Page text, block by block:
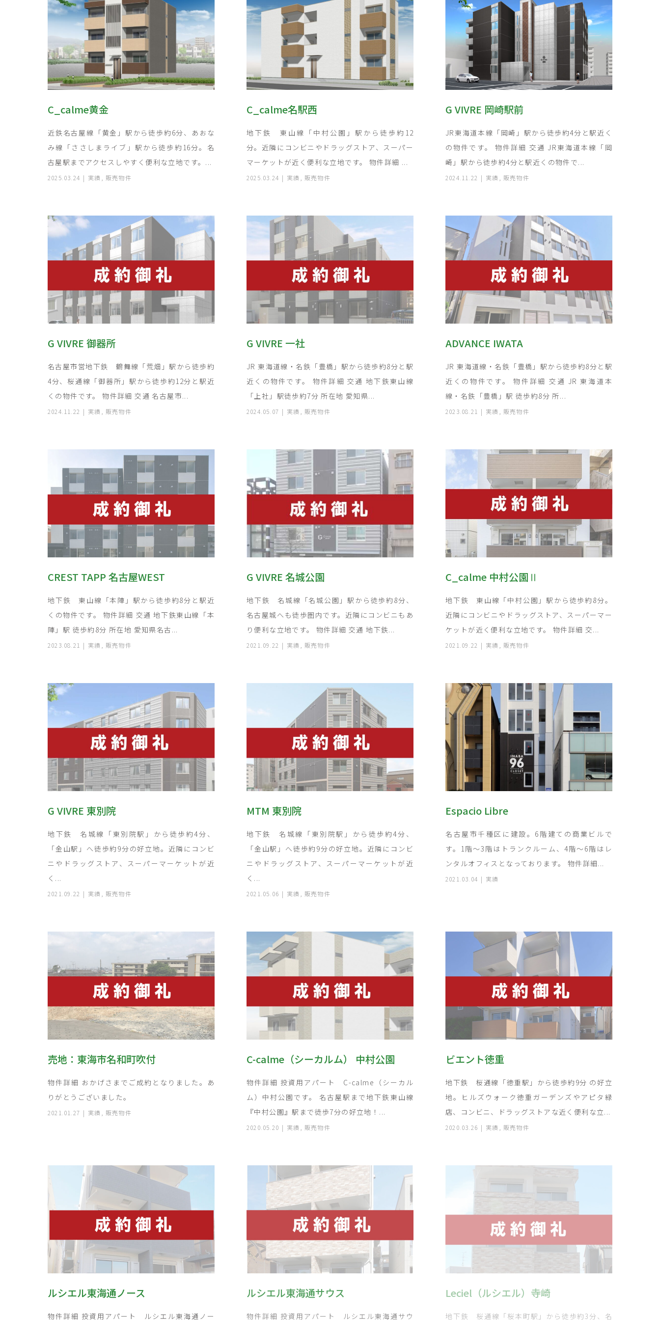
C_calme黄金
近鉄名古屋線「黄金」駅から徒歩約6分、あおな
み線「ささしまライブ」駅から徒歩約16分。名
古屋駅までアクセスしやすく便利な立地です。...
2025.03.24 実績 販売物件
C_calme名駅西
地下鉄 東山線「中村公園」駅から徒歩約12
分。近隣にコンビニやドラッグストア、スーパー
マーケットが近く便利な立地です。 物件詳細 ...
2025.03.24 実績 販売物件
G VIVRE 岡崎駅前
JR東海道本線「岡崎」駅から徒歩約4分と駅近く
の物件です。 物件詳細 交通 JR東海道本線「岡
崎」駅から徒歩約4分と駅近くの物件で...
2024.11.22 実績 販売物件
G VIVRE 御器所
名古屋市営地下鉄 鶴舞線「荒畑」駅から徒歩約
4分、桜通線「御器所」駅から徒歩約12分と駅近
くの物件です。 物件詳細 交通 名古屋市...
2024.11.22 実績 販売物件
G VIVRE 一社
JR 東海道線・名鉄「豊橋」駅から徒歩約8分と駅
近くの物件です。 物件詳細 交通 地下鉄東山線
「上社」駅徒歩約7分 所在地 愛知県...
2024.05.07 実績 販売物件
ADVANCE IWATA
JR 東海道線・名鉄「豊橋」駅から徒歩約8分と駅
近くの物件です。 物件詳細 交通 JR 東海道本
線・名鉄「豊橋」駅 徒歩約8分 所...
2023.08.21 実績 販売物件
CREST TAPP 名古屋WEST
地下鉄 東山線「本陣」駅から徒歩約8分と駅近
くの物件です。 物件詳細 交通 地下鉄東山線「本
陣」駅 徒歩約8分 所在地 愛知県名古...
2023.08.21 実績 販売物件
G VIVRE 名城公園
地下鉄 名城線「名城公園」駅から徒歩約8分、
名古屋城へも徒歩圏内です。近隣にコンビニもあ
り便利な立地です。 物件詳細 交通 地下鉄...
2021.09.22 実績 販売物件
C_calme 中村公園Ⅱ
地下鉄 東山線「中村公園」駅から徒歩約8分。
近隣にコンビニやドラッグストア、スーパーマー
ケットが近く便利な立地です。 物件詳細 交...
2021.09.22 実績 販売物件
G VIVRE 東別院
地下鉄 名城線「東別院駅」から徒歩約4分、
「金山駅」へ徒歩約9分の好立地。近隣にコンビ
ニやドラッグストア、スーパーマーケットが近
く...
2021.09.22 実績 販売物件
MTM 東別院
地下鉄 名城線「東別院駅」から徒歩約4分、
「金山駅」へ徒歩約9分の好立地。近隣にコンビ
ニやドラッグストア、スーパーマーケットが近
く...
2021.05.06 実績 販売物件
Espacio Libre
名古屋市千種区に建設。6階建ての商業ビルで
す。1階～3階はトランクルーム、4階～6階はレ
ンタルオフィスとなっております。 物件詳細...
2021.03.04 実績
売地：東海市名和町吹付
物件詳細 おかげさまでご成約となりました。あ
りがとうございました。
2021.01.27 実績 販売物件
C-calme（シーカルム） 中村公園
物件詳細 投資用アパート C-calme（シーカル
ム）中村公園です。 名古屋駅まで地下鉄東山線
『中村公園』駅まで徒歩7分の好立地！...
2020.05.20 実績 販売物件
ビエント徳重
地下鉄 桜通線「徳重駅」から徒歩約9分 の好立
地。ヒルズウォーク徳重ガーデンズやアピタ緑
店、コンビニ、ドラッグストアな近く便利な立...
2020.03.26 実績 販売物件
ルシエル東海通ノース
物件詳細 投資用アパート ルシエル東海通ノー
ルシエル東海通サウス
物件詳細 投資用アパート ルシエル東海通サウ
Leciel（ルシエル）寺崎
地下鉄 桜通線「桜本町駅」から徒歩約3分、名